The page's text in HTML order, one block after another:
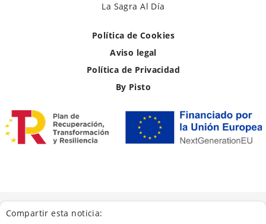
La Sagra Al Día
Política de Cookies
Aviso legal
Política de Privacidad
By Pisto
Compartir esta noticia: